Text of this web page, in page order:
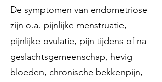
De symptomen van endometriose
zijn o.a. pijnlijke menstruatie,
pijnlijke ovulatie, pijn tijdens of na
geslachtsgemeenschap, hevig
bloeden, chronische bekkenpijn,